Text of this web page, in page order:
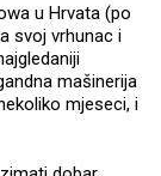
u Hrvata (po
svoj vrhunac i
mašinerija
mjeseci, i